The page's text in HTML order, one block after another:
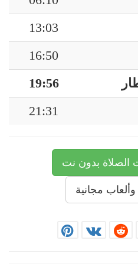
13:03
16:50
19:56
21:31
الصلاة بدون نت
مجانية